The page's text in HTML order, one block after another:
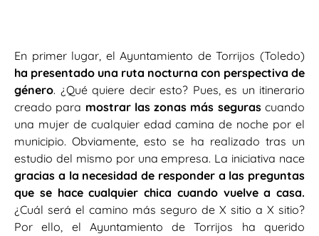
En primer lugar, el Ayuntamiento de Torrijos (Toledo)
ha presentado una ruta nocturna con perspectiva de
género. ¿Qué quiere decir esto? Pues, es un itinerario
creado para mostrar las zonas más segurascuando
una mujer de cualquier edad camina de noche por el
municipio. Obviamente, esto se ha realizado tras un
estudio del mismo por una empresa. La iniciativa nace
gracias a la necesidad de responder a las preguntas
que se hace cualquier chica cuando vuelve a casa.
¿Cuál será el camino más seguro de X sitio a X sitio?
Por ello, el Ayuntamiento de Torrijos ha querido